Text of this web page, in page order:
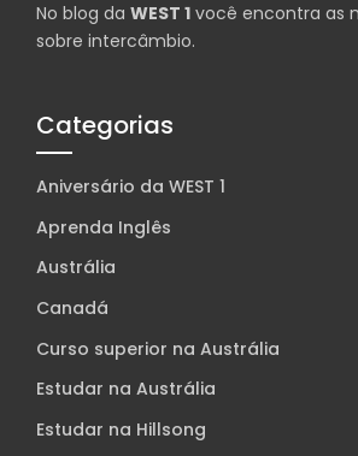
No blog da WEST 1 você encontra as
sobre intercâmbio.
Categorias
Aniversário da WEST 1
Aprenda Inglês
Austrália
Canadá
Curso superior na Austrália
Estudar na Austrália
Estudar na Hillsong